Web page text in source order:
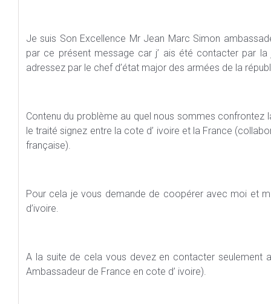
Je suis Son Excellence Mr Jean Marc Simon
par ce présent message car j’ ais été contacter par
adressez par le chef d’état major des armées de la
Contenu du problème au quel nous sommes confrontez
le traité signez entre la cote d’ ivoire et la France
française).
Pour cela je vous demande de coopérer avec moi et
d’ivoire.
A la suite de cela vous devez en contacter seulement
Ambassadeur de France en cote d’ ivoire).